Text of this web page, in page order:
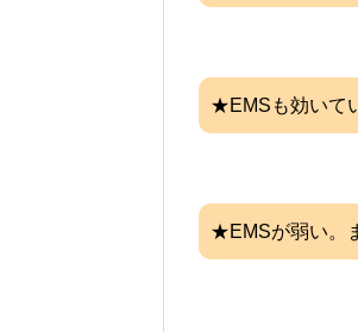
★EMSも効いて
★EMSが弱い。